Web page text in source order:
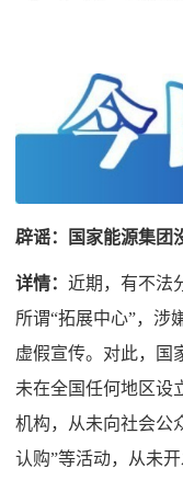
辟谣：国家能源集团
详情： 近期，有不法
所谓“拓展中心”，涉
虚假宣传。对此，国
未在全国任何地区设
机构，从未向社会公
认购”等活动，从未